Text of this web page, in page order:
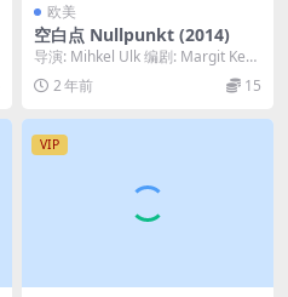
欧美
空白点 Nullpunkt (2014)
导演: Mihkel Ulk 编剧: Margit Keer
do-Dawson ...
2 年前 15
VIP